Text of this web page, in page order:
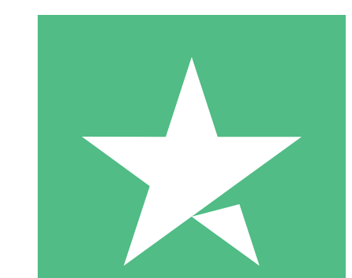
Individuelle Credit-Pakete
Zahlen Sie nach Bedarf mit Download-Credits. Keine
monatliche Verpflichtung erforderlich.
10 00